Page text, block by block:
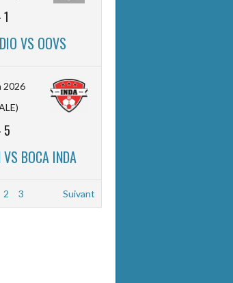
1
VS OOVS
2026
5
BOCA INDA
2 3 Suivant